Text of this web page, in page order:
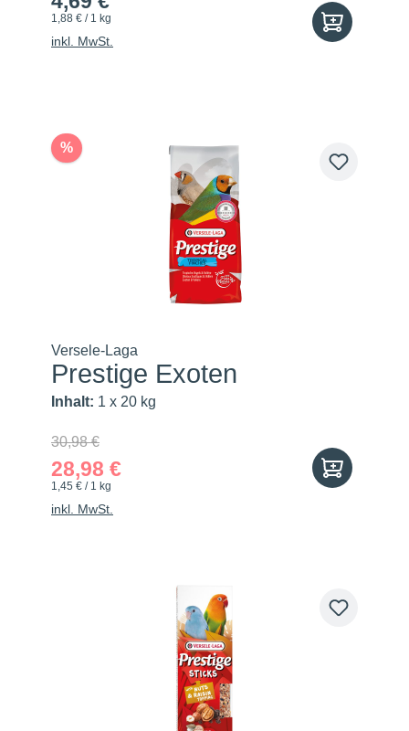
1,88 € / 1 kg
inkl. MwSt.
%
Versele-Laga
Prestige Exoten
Inhalt: 1 x 20 kg
30,98 €
28,98 €
1,45 € / 1 kg
inkl. MwSt.